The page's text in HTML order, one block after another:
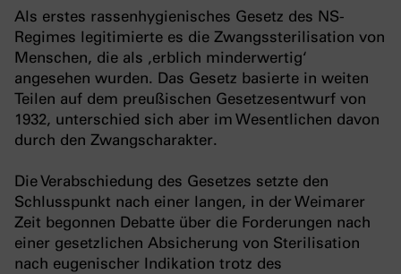
Als erstes rassenhygienisches Gesetz des NS-
Regimes legitimierte es die Zwangssterilisation von
Menschen, die als ‚erblich minderwertig‘
angesehen wurden. Das Gesetz basierte in weiten
Teilen auf dem preußischen Gesetzesentwurf von
1932, unterschied sich aber im Wesentlichen davon
durch den Zwangscharakter.
Die Verabschiedung des Gesetzes setzte den
Schlusspunkt nach einer langen, in der Weimarer
Zeit begonnen Debatte über die Forderungen nach
einer gesetzlichen Absicherung von Sterilisation
nach eugenischer Indikation trotz des